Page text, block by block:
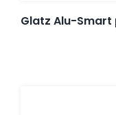
Glatz Alu-